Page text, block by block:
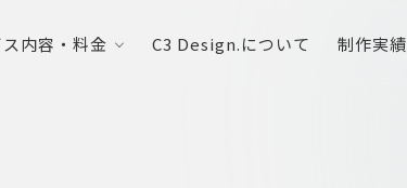
内容・料金 C3 Design.について 制作実績